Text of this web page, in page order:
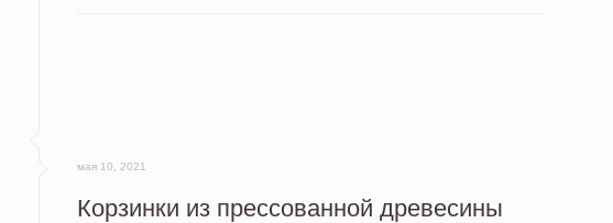
мая 10, 2021
Корзинки из прессованной древесины